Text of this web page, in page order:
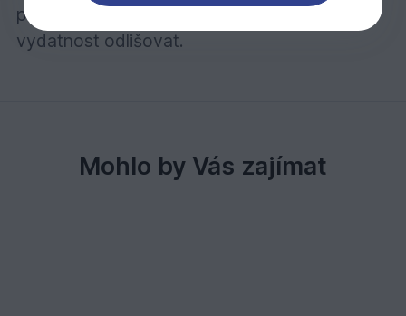
povrchy, u ostatních povrchů se může
vydatnost odlišovat.
Mohlo by Vás zajímat